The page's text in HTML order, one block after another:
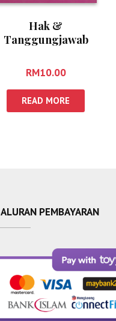
Hak &
Tanggungjawab
Harus Dipatuhi
RM10.00
READ MORE
PEMBAYARAN